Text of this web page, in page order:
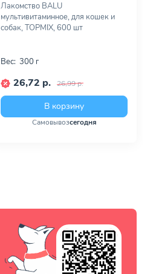
Лакомство BALU
мультивитаминное, для кошек и
собак, TOPMIX, 600 шт
Вес: 300 г
26,72 р. 26,99 р.
В корзину
Самовывозсегодня